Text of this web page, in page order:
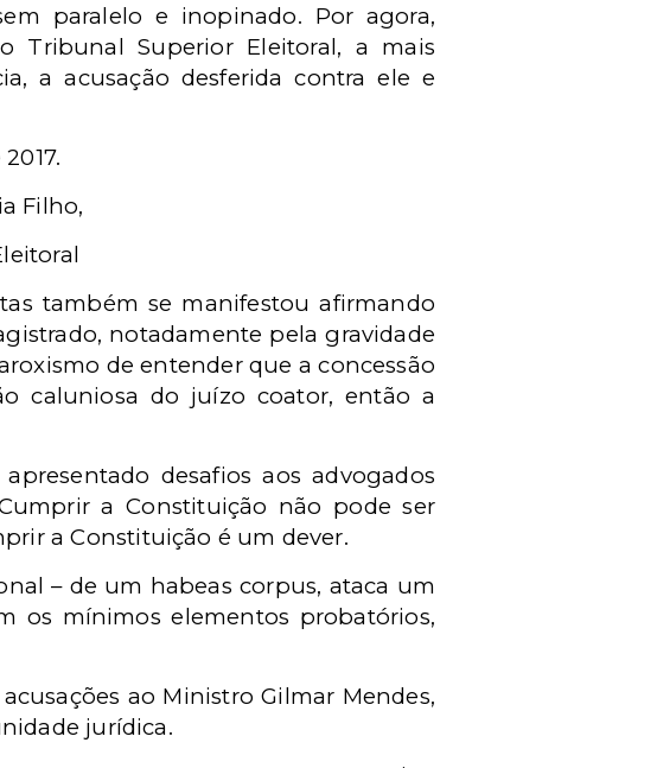
paralelo e inopinado. Por agora,
Tribunal Superior Eleitoral, a mais
a acusação desferida contra ele e
Filho,
também se manifestou afirmando
notadamente pela gravidade
de entender que a concessão
caluniosa do juízo coator, então a
desafios aos advogados
a Constituição não pode ser
a Constituição é um dever.
– de um habeas corpus, ataca um
os mínimos elementos probatórios,
ao Ministro Gilmar Mendes,
jurídica.